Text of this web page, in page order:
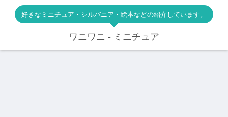
好きなミニチュア・シルバニア・絵本などの紹介しています。
ワニワニ - ミニチュア